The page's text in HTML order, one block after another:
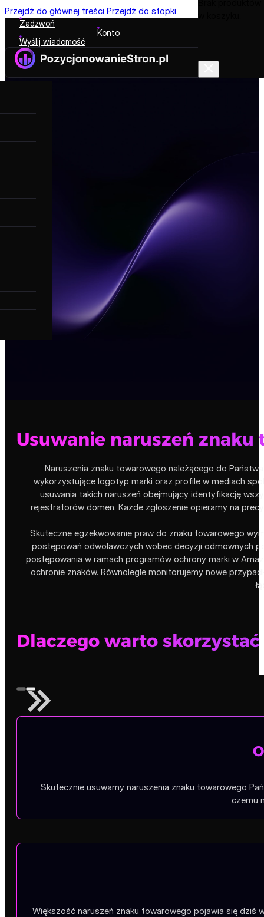
Przejdź do głównej treści Przejdź do stopki
Zadzwoń
Wyślij wiadomość
Konto
Usuwanie naruszeń
Naruszenia znaku towarowego należącego do
wykorzystujące logotyp marki oraz profile w mediach
usuwania takich naruszeń obejmujący identyfikację
rejestratorów domen. Każde zgłoszenie opieramy na
Skuteczne egzekwowanie praw do znaku towarowego
postępowań odwoławczych wobec decyzji odmownych
postępowania w ramach programów ochrony marki w
ochronie znaków. Równolegle monitorujemy nowe
Dlaczego warto
Skutecznie usuwamy naruszenia znaku towarowego
czemu
Większość naruszeń znaku towarowego pojawia się dziś